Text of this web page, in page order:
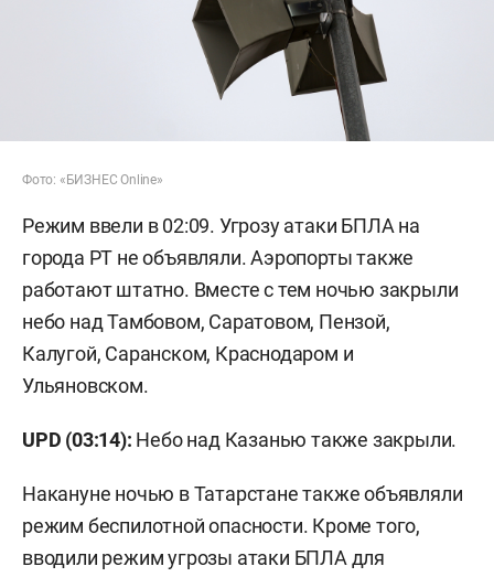
Фото: «БИЗНЕС Online»
Режим ввели в 02:09. Угрозу атаки БПЛА на
города РТ не объявляли. Аэропорты также
работают штатно. Вместе с тем ночью закрыли
небо над Тамбовом, Саратовом, Пензой,
Калугой, Саранском, Краснодаром и
Ульяновском.
UPD (03:14): Небо над Казанью также закрыли.
Накануне ночью в Татарстане также объявляли
режим беспилотной опасности. Кроме того,
вводили режим угрозы атаки БПЛА для